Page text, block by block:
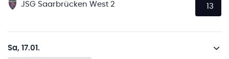
JSG Saarbrücken West 2
13
Sa, 17.01.